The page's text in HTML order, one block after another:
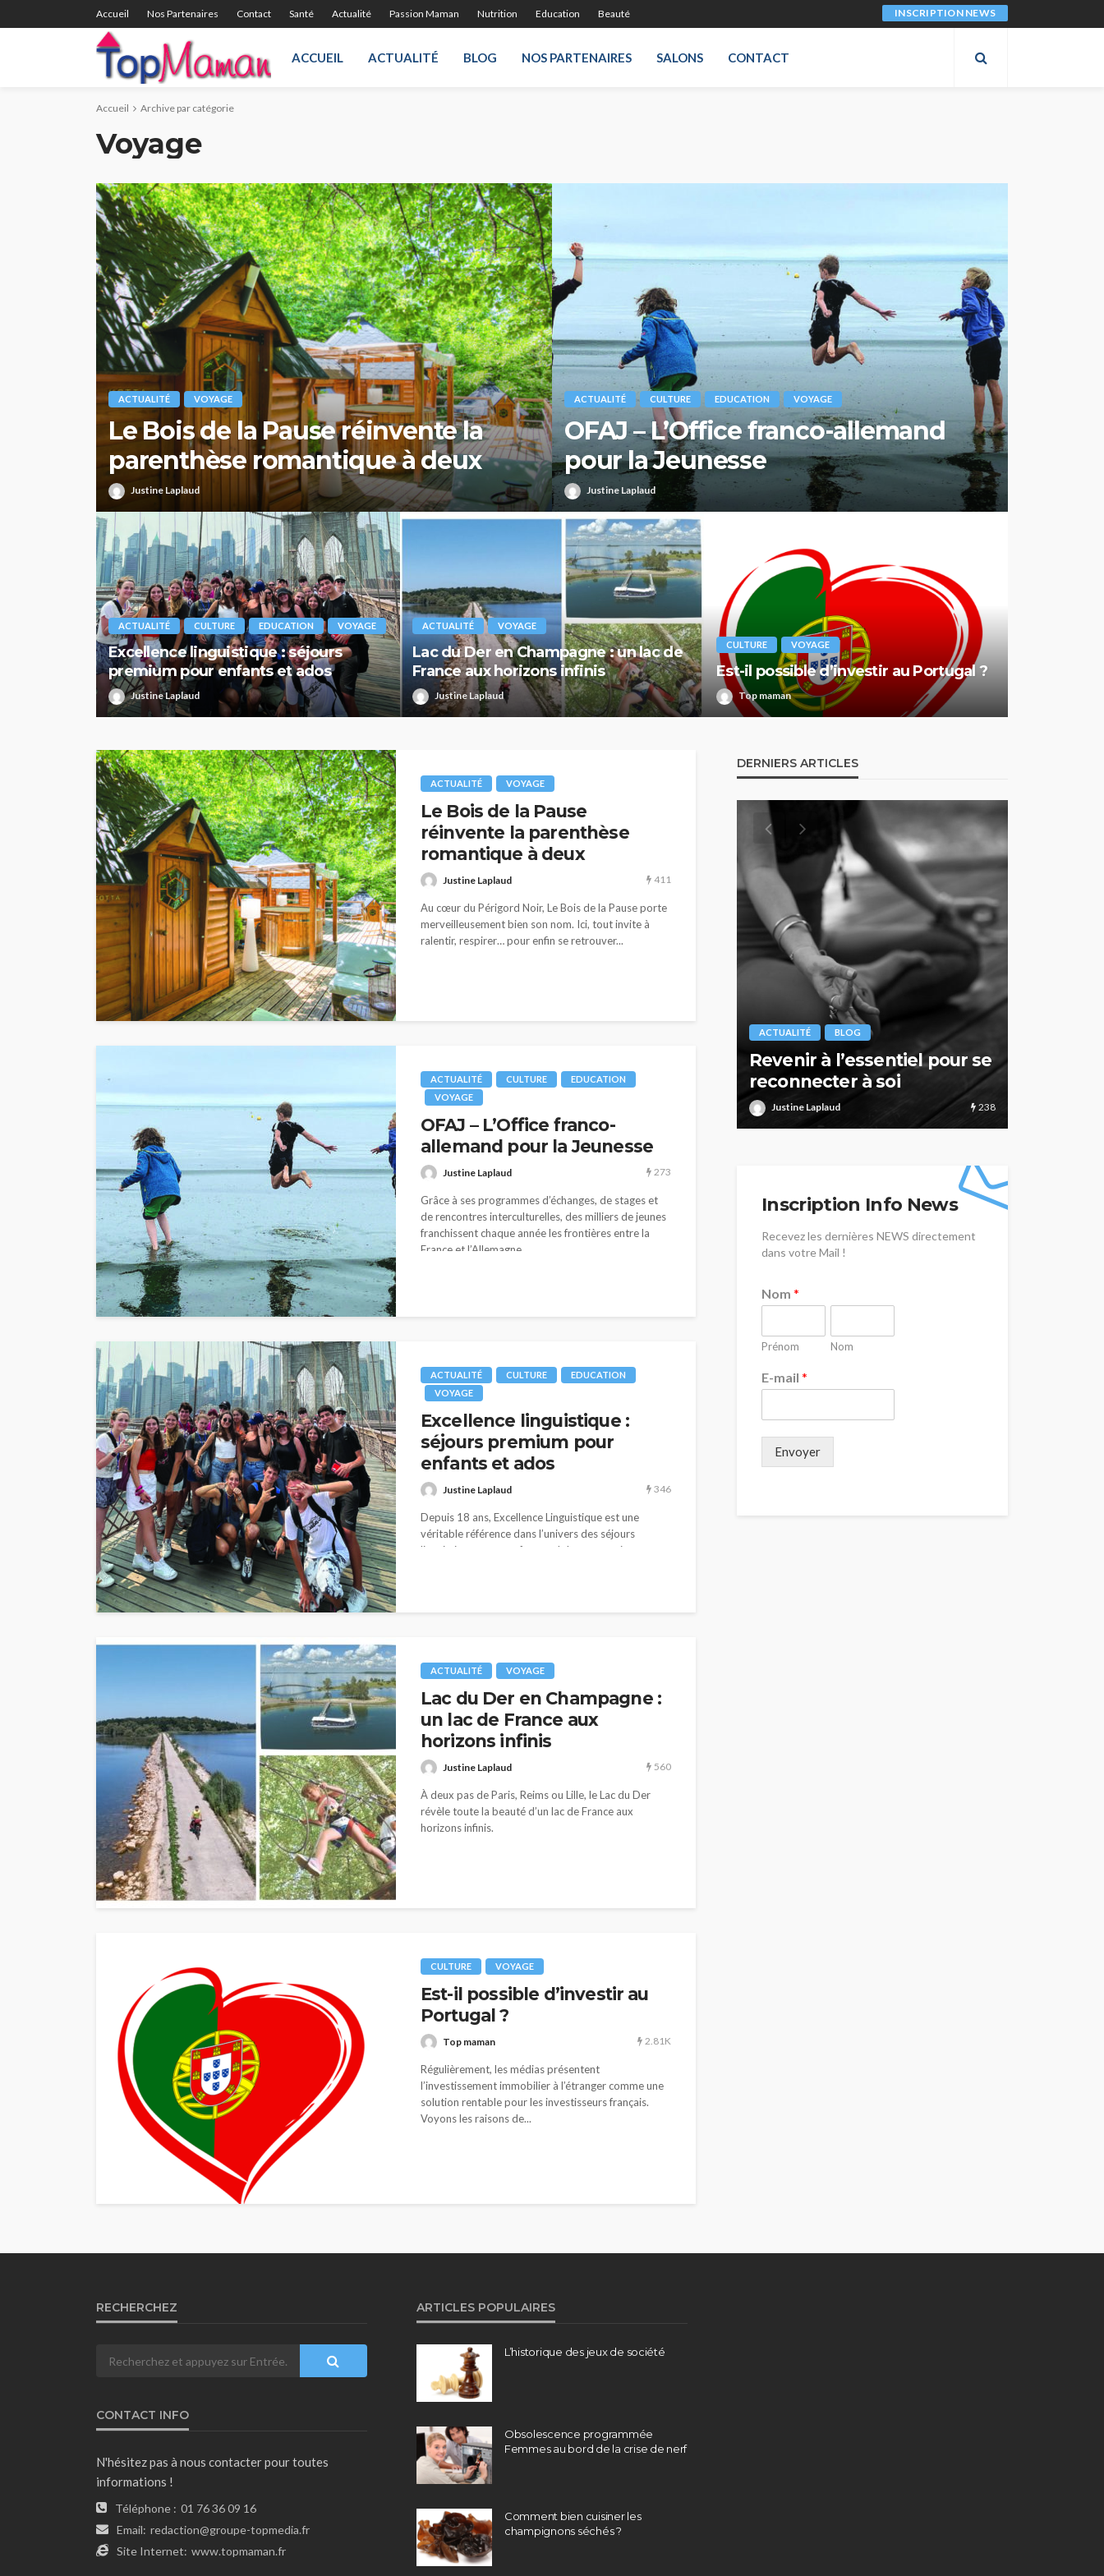
Accueil Nos Partenaires Contact Santé Actualité Passion Maman Nutrition Education Beauté INSCRIPTION NEWS
ACCUEIL ACTUALITÉ BLOG NOS PARTENAIRES SALONS CONTACT
Accueil Archive par catégorie
Voyage
ACTUALITÉ VOYAGE
Le Bois de la Pause réinvente la
parenthèse romantique à deux
Justine Laplaud
ACTUALITÉ CULTURE EDUCATION VOYAGE
OFAJ – L’Office franco-allemand
pour la Jeunesse
Justine Laplaud
ACTUALITÉ CULTURE EDUCATION VOYAGE
Excellence linguistique : séjours
premium pour enfants et ados
Justine Laplaud
ACTUALITÉ VOYAGE
Lac du Der en Champagne : un lac de
France aux horizons infinis
Justine Laplaud
CULTURE VOYAGE
Est-il possible d’investir au Portugal ?
Top maman
ACTUALITÉ VOYAGE
Le Bois de la Pause
réinvente la parenthèse
romantique à deux
Justine Laplaud 411
Au cœur du Périgord Noir, Le Bois de la Pause porte
merveilleusement bien son nom. Ici, tout invite à
ralentir, respirer… pour enfin se retrouver...
ACTUALITÉ CULTURE
EDUCATION
VOYAGE
OFAJ – L’Office franco-
allemand pour la Jeunesse
Justine Laplaud 273
Grâce à ses programmes d’échanges, de stages et
de rencontres interculturelles, des milliers de jeunes
franchissent chaque année les frontières entre la
France et l’Allemagne.
ACTUALITÉ CULTURE
EDUCATION
VOYAGE
Excellence linguistique :
séjours premium pour
enfants et ados
Justine Laplaud 346
Depuis 18 ans, Excellence Linguistique est une
véritable référence dans l’univers des séjours
linguistiques pour enfants, adolescents et jeunes
ACTUALITÉ VOYAGE
Lac du Der en Champagne :
un lac de France aux
horizons infinis
Justine Laplaud 560
À deux pas de Paris, Reims ou Lille, le Lac du Der
révèle toute la beauté d’un lac de France aux
horizons infinis.
CULTURE VOYAGE
Est-il possible d’investir au
Portugal ?
Top maman 2.81K
Régulièrement, les médias présentent
l’investissement immobilier à l’étranger comme une
solution rentable pour les investisseurs français.
Voyons les raisons de...
DERNIERS ARTICLES
ACTUALITÉ BEAUTÉ SHOPPING
Justine Laplaud 291
reconnecter à soi
ACTUALITÉ BLOG
Zoom sur… Les thérapies
psychocorporelles
Justine Laplaud 220
Inscription Info News
Recevez les dernières NEWS directement
dans votre Mail !
Nom *
Prénom Nom
E-mail *
Envoyer
RECHERCHEZ
CONTACT INFO
N'hésitez pas à nous contacter pour toutes
informations !
Téléphone : 01 76 36 09 16
Email: redaction@groupe-topmedia.fr
Site Internet: www.topmaman.fr
ARTICLES POPULAIRES
L’historique des jeux de société
Obsolescence programmée
Femmes au bord de la crise de nerf
Comment bien cuisiner les
champignons séchés ?